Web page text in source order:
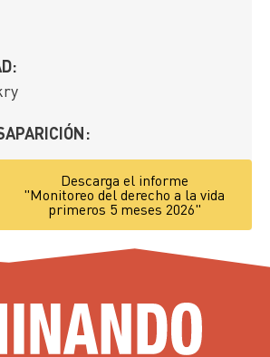
Descarga el informe
"Monitoreo del derecho a la vida
primeros 5 meses 2026"